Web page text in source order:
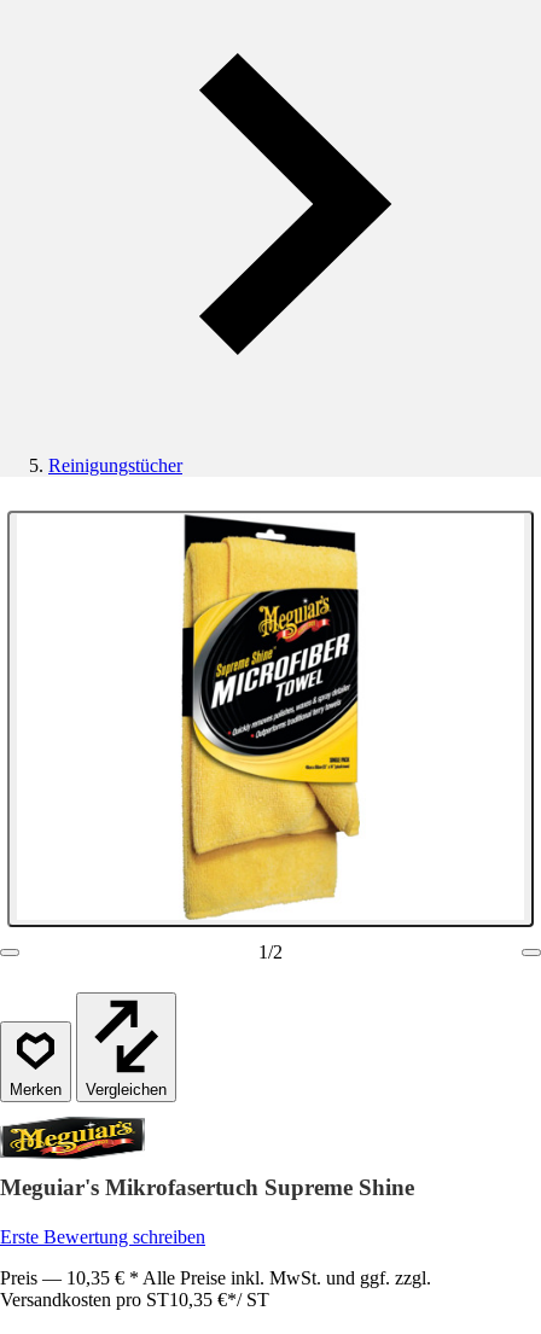
Reinigungstücher
1/2
Vergleichen
Meguiar's Mikrofasertuch Supreme Shine
Erste Bewertung schreiben
Preis — 10,35 € * Alle Preise inkl. MwSt. und ggf. zzgl.
Versandkosten pro ST10,35 €*/ ST